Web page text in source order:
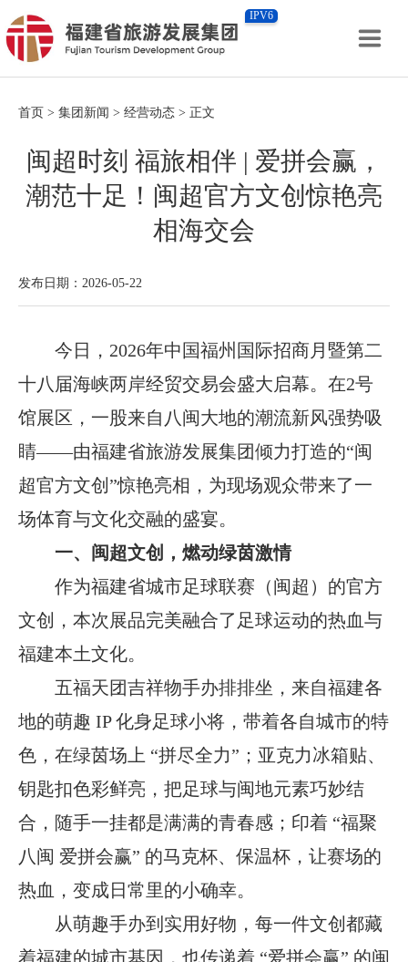
IPV6
首页 > 集团新闻 > 经营动态 > 正文
闽超时刻 福旅相伴 | 爱拼会赢，
潮范十足！闽超官方文创惊艳亮
相海交会
发布日期：2026-05-22
今日， 2026年中国福州国际招商月暨第二
十八届海峡两岸经贸交易会盛大启幕。在2号
馆展区，一股来自八闽大地的潮流新风强势吸
睛——由福建省旅游发展集团倾力打造的“闽
超官方文创”惊艳亮相，为现场观众带来了一
场体育与文化交融的盛宴。
一、 闽超文创 ， 燃动绿茵激情
作为福建省城市足球联赛（闽超）的官方
文创，本次展品完美融合了足球运动的热血与
福建本土文化。
五福天团吉祥物手办排排坐，来自福建各
地的萌趣 IP 化身足球小将，带着各自城市的特
色，在绿茵场上 “拼尽全力”；亚克力冰箱贴、
钥匙扣色彩鲜亮，把足球与闽地元素巧妙结
合，随手一挂都是满满的青春感；印着 “福聚
八闽 爱拼会赢” 的马克杯、保温杯，让赛场的
热血，变成日常里的小确幸。
从萌趣手办到实用好物，每一件文创都藏
着福建的城市基因，也传递着 “爱拼会赢” 的闽